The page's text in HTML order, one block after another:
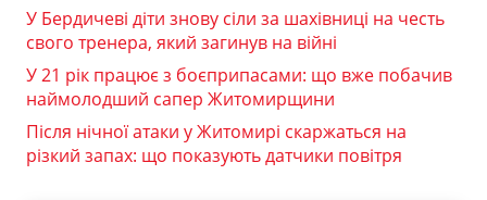
У Бердичеві діти знову сіли за шахівниці на честь
свого тренера, який загинув на війні
У 21 рік працює з боєприпасами: що вже побачив
наймолодший сапер Житомирщини
Після нічної атаки у Житомирі скаржаться на
різкий запах: що показують датчики повітря